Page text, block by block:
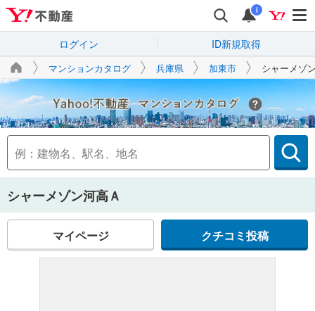
i
ログイン ID新規取得
マンションカタログ 兵庫県 加東市 シャーメゾ
Yahoo!不動産
シャーメゾン河高Ａ
マイページ クチコミ投稿